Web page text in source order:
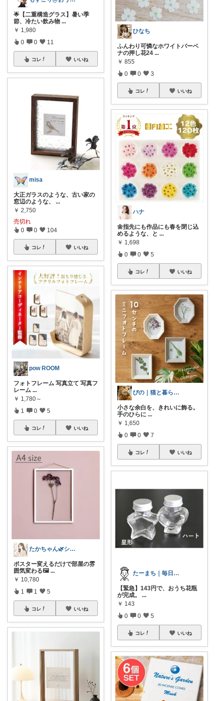
🌟【二重構造グラス】暑い季
節、冷たい飲み物 ...
￥ 1,980
0 0 11
コレ いいね
misa
大正ガラスのような、古い家の
窓辺のような、
...
￥ 2,750
売切れ
0 0 104
コレ いいね
pow ROOM
フォトフレーム 写真立て 写真フ
レーム ...
￥ 1,780～
1 0 5
コレ いいね
たかちゃん🌿シンプルで心地よい暮らし
ポスター変えるだけで部屋の雰
囲気変わる🖼️ ...
￥ 10,780
1 1 5
コレ いいね
ひなち
ふんわり可憐なホワイトバーベ
ナの押し花24 ...
￥ 855
0 0 3
コレ いいね
ハナ
🌼指先にも作品にも春を閉じ込
めるような、と ...
￥ 1,698
0 0 5
コレ いいね
ぴの｜猫と暮らす、気ままなごはん🐈🍚
小さな余白を、きれいに飾る。
手のひらに ...
￥ 1,650
0 0 7
コレ いいね
たーまち｜毎日10時 楽天超目玉
【緊急】143円で、おうち花瓶
が完成。 ...
￥ 143
0 0 5
コレ いいね